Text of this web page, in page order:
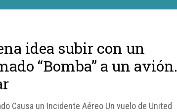
idea subir con un
“Bomba” a un avión.
Causa un Incidente Aéreo Un vuelo de United